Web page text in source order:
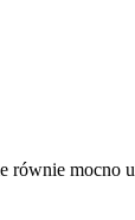
równie mocno